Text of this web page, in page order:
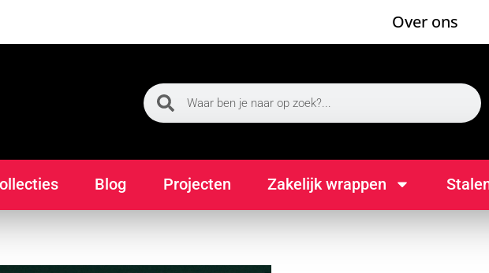
Over ons
Blog Projecten Zakelijk wrappen